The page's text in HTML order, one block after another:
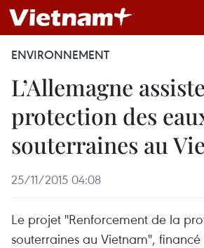
ENVIRONNEMENT
L’Allemagne
protection des
souterraines au
25/11/2015 04:08
Le projet "Renforcement de la
souterraines au Vietnam",